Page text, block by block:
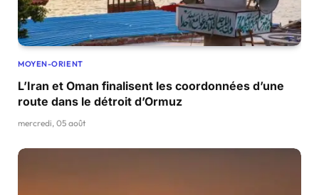
MOYEN-ORIENT
L’Iran et Oman finalisent les coordonnées d’une
route dans le détroit d’Ormuz
mercredi, 05 août